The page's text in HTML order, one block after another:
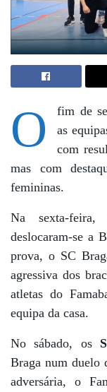
O
fim de
as
com
mas com
femininas.
Na sexta-
deslocaram-se a
prova, o SC
agressiva dos
atletas do
equipa da casa.
No sábado, os
Braga num duelo
adversária, o